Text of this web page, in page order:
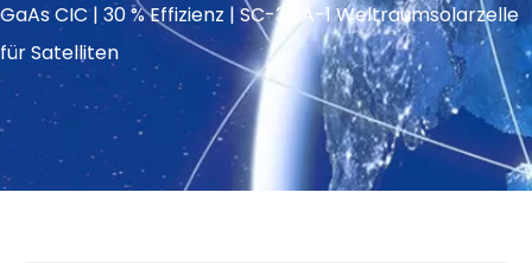
GaAs CIC | 30 % Effizienz | SC-3GA-1 Weltraumsolarzelle
für Satelliten